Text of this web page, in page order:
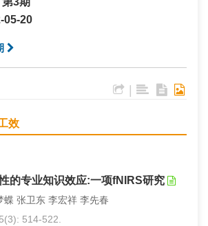
05-20
效
的专业知识效应:一项fNIRS研究
蝶 张卫东 李宏祥 李先春
514-522.